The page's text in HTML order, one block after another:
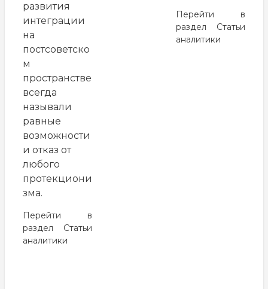
развития
интеграции
на
постсоветско
м
пространстве
всегда
называли
равные
возможности
и отказ от
любого
протекциони
зма.
Перейти в
раздел Статьи
аналитики
Перейти в
раздел Статьи
аналитики